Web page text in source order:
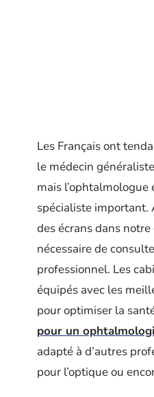
Les Français ont
le médecin
mais l’ophtalmologue
spécialiste
des écrans dans
nécessaire de
professionnel. Les
équipés avec les
pour optimiser la
pour un
adapté à d’autres
pour l’optique ou